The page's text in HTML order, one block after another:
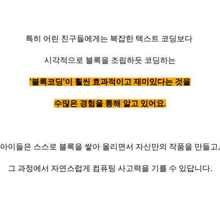
특히 어린 친구들에게는 복잡한 텍스트 코딩보다
시각적으로 블록을 조립하듯 코딩하는
'블록코딩'이 훨씬 효과적이고 재미있다는 것을
수많은 경험을 통해 알고 있어요.
아이들은 스스로 블록을 쌓아 올리면서 자신만의 작품을 만들고,
그 과정에서 자연스럽게 컴퓨팅 사고력을 기를 수 있답니다.